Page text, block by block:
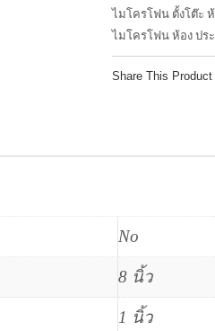
ไมโครโฟน ตั้งโต๊ะ
ไมโครโฟน ห้อง ปร
Share This Product
No
8 นิ้ว
1 นิ้ว